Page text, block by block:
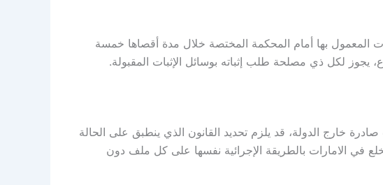
الإجراءات المعمول بها أمام المحكمة المختصة خلال مدة أقصاها خمسة
يجوز لكل ذي مصلحة طلب إثباته بوسائل الإثبات المقبولة.
خارج الدولة، قد يلزم تحديد القانون الذي ينطبق على الحالة
في الامارات بالطريقة الإجرائية نفسها على كل ملف دون